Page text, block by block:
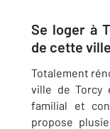
Se loger à
de cette
Totalement
ville de Torcy
familial et
propose